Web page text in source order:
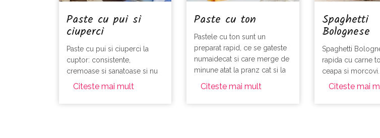
Paste cu pui si
ciuperci
Paste cu pui si ciuperci la
cuptor: consistente,
cremoase si sanatoase si nu
sunt dificil de realizat.
Citeste mai mult
Paste cu ton
Pastele cu ton sunt un
preparat rapid, ce se gateste
numaidecat si care merge de
minune atat la pranz cat si la
cina.
Citeste mai mult
Spaghetti
Bolognese
Spaghetti
rapida cu carne
ceapa si morcovi.
Citeste mai